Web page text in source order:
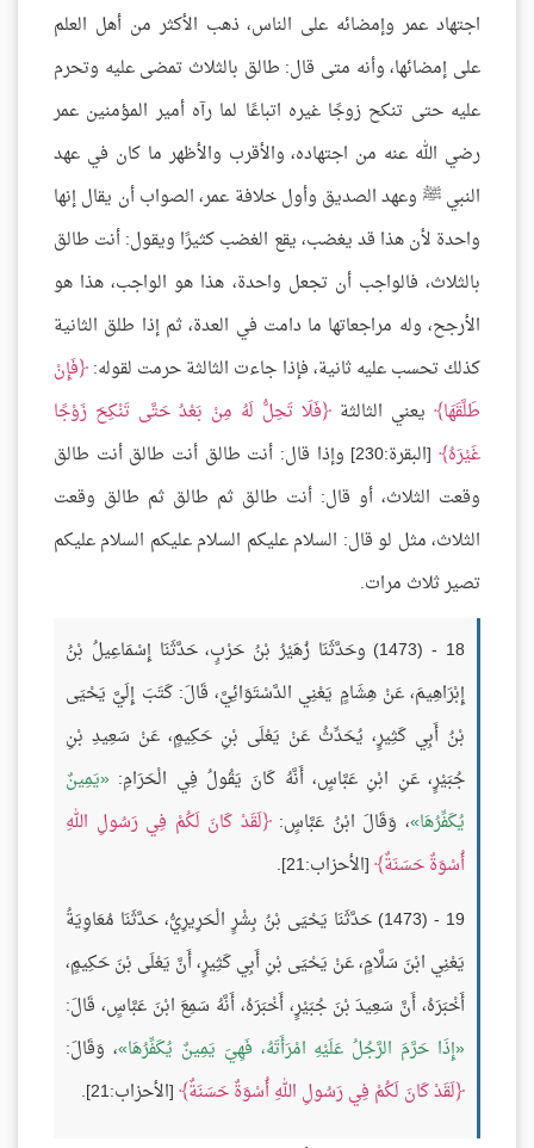
اجتهاد عمر وإمضائه على الناس، ذهب الأكثر من أهل العلم
على إمضائها، وأنه متى قال: طالق بالثلاث تمضى عليه وتحرم
عليه حتى تنكح زوجًا غيره اتباعًا لما رآه أمير المؤمنين عمر
رضي الله عنه من اجتهاده، والأقرب والأظهر ما كان في عهد
النبي ﷺ وعهد الصديق وأول خلافة عمر، الصواب أن يقال إنها
واحدة لأن هذا قد يغضب، يقع الغضب كثيرًا ويقول: أنت طالق
بالثلاث، فالواجب أن تجعل واحدة، هذا هو الواجب، هذا هو
الأرجح، وله مراجعاتها ما دامت في العدة، ثم إذا طلق الثانية
كذلك تحسب عليه ثانية، فإذا جاءت الثالثة حرمت لقوله: فَإِنْ
طَلَّقَهَا
يعني الثالثة
فَلَا تَحِلُّ لَهُ مِنْ بَعْدُ حَتَّى تَنْكِحَ زَوْجًا
غَيْرَهُ
[البقرة:230] وإذا قال: أنت طالق أنت طالق أنت طالق
وقعت الثلاث، أو قال: أنت طالق ثم طالق ثم طالق وقعت
الثلاث، مثل لو قال: السلام عليكم السلام عليكم السلام عليكم
تصير ثلاث مرات.
18 - (1473) وحَدَّثَنَا زُهَيْرُ بْنُ حَرْبٍ، حَدَّثَنَا إِسْمَاعِيلُ بْنُ
إِبْرَاهِيمَ، عَنْ هِشَامٍ يَعْنِي الدَّسْتَوَائِيَّ، قَالَ: كَتَبَ إِلَيَّ يَحْيَى
بْنُ أَبِي كَثِيرٍ، يُحَدِّثُ عَنْ يَعْلَى بْنِ حَكِيمٍ، عَنْ سَعِيدِ بْنِ
جُبَيْرٍ، عَنِ ابْنِ عَبَّاسٍ، أَنَّهُ كَانَ يَقُولُ فِي الْحَرَامِ:
يَمِينٌ
يُكَفِّرُهَا ، وَقَالَ ابْنُ عَبَّاسٍ: لَقَدْ كَانَ لَكُمْ فِي رَسُولِ اللهِ
أُسْوَةٌ حَسَنَةٌ [الأحزاب:21].
19 - (1473) حَدَّثَنَا يَحْيَى بْنُ بِشْرٍ الْحَرِيرِيُّ، حَدَّثَنَا مُعَاوِيَةُ
يَعْنِي ابْنَ سَلَّامٍ، عَنْ يَحْيَى بْنِ أَبِي كَثِيرٍ، أَنَّ يَعْلَى بْنَ حَكِيمٍ،
أَخْبَرَهُ، أَنَّ سَعِيدَ بْنَ جُبَيْرٍ، أَخْبَرَهُ، أَنَّهُ سَمِعَ ابْنَ عَبَّاسٍ، قَالَ:
إِذَا حَرَّمَ الرَّجُلُ عَلَيْهِ امْرَأَتَهُ، فَهِيَ يَمِينٌ يُكَفِّرُهَا ، وَقَالَ:
لَقَدْ كَانَ لَكُمْ فِي رَسُولِ اللهِ أُسْوَةٌ حَسَنَةٌ [الأحزاب:21].